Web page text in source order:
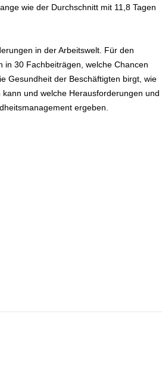
wie der Durchschnitt mit 11,8 Tagen
in der Arbeitswelt. Für den
in 30 Fachbeiträgen, welche Chancen
Gesundheit der Beschäftigten birgt, wie
und welche Herausforderungen und
ergeben.